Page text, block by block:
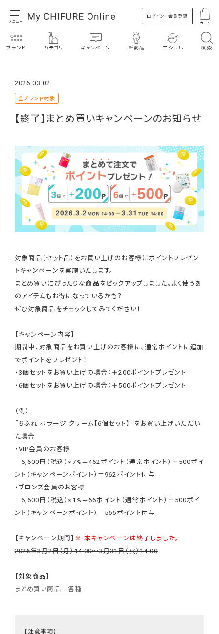
ログイン・会員登録
カート
ブランド カテゴリ キャンペーン 新商品 エシカル 検索
2026.03.02
全ブランド対象
【終了】まとめ買いキャンペーンのお知らせ
対象商品（セット品）をお買い上げのお客様にポイントプレゼン
トキャンペーンを実施いたします。
まとめ買いにぴったりな商品をピックアップしました。よく使うあ
のアイテムもお得になっているかも？
ぜひ対象商品をチェックしてみてください！
【キャンペーン内容】
期間中、対象商品をお買い上げのお客様に、通常ポイントに追加
でポイントをプレゼント！
・3個セットをお買い上げの場合：＋200ポイントプレゼント
・6個セットをお買い上げの場合：＋500ポイントプレゼント
（例）
「ちふれ ボラージ クリーム【6個セット】」をお買い上げいただい
た場合
・VIP会員のお客様
6,600円（税込）×7%＝462ポイント（通常ポイント）＋500ポイ
ント（キャンペーンポイント）＝962ポイント付与
・ブロンズ会員のお客様
6,600円（税込）×1%＝66ポイント（通常ポイント）＋500ポイ
ント（キャンペーンポイント）＝566ポイント付与
【キャンペーン期間】 ※ 本キャンペーンは終了しました。
2026年3月2日（月）14:00～3月31日（火）14:00
【対象商品】
まとめ買い商品 各種
【注意事項】